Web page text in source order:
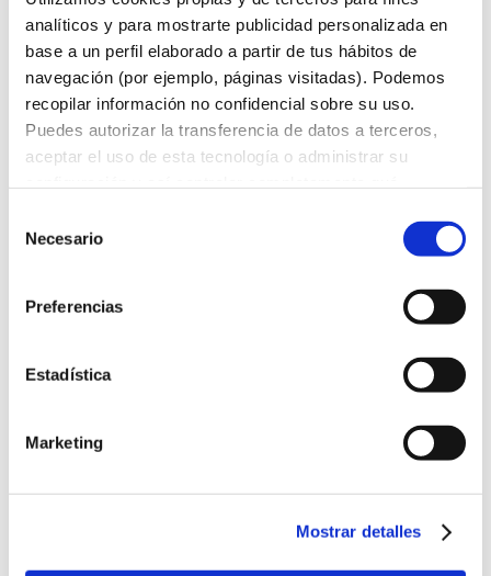
analíticos y para mostrarte publicidad personalizada en
base a un perfil elaborado a partir de tus hábitos de
navegación (por ejemplo, páginas visitadas). Podemos
recopilar información no confidencial sobre su uso.
Puedes autorizar la transferencia de datos a terceros,
aceptar el uso de esta tecnología o administrar su
información sobre la política de cookies,
pulsa aquí
Para obtener más información sobre nuestras políticas
privacidad.
Necesario
Preferencias
Estadística
Marketing
Mostrar detalles
tradición.
Para los amantes de los
platos tradicionales listos
para comer, esta receta
manitas de cerdo tiernas y
lentamente
con tomate, cebolla y
pimiento, que aporta